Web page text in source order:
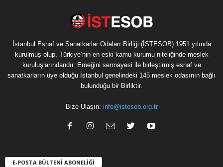
İstanbul Esnaf ve Sanatkarlar Odaları Birliği (İSTESOB) 1951 yılında
kurulmuş olup, Türkiye’nin en eski kamu kurumu niteliğinde meslek
kuruluşlarındandır. Emeğini sermayesi ile birleştirmiş esnaf ve
sanatkarların üye olduğu İstanbul genelindeki 145 meslek odasının bağlı
bulunduğu bir Birliktir.
Bize Ulaşın: info@istesob.org.tr
E-POSTA BÜLTENİ ABONELİĞİ